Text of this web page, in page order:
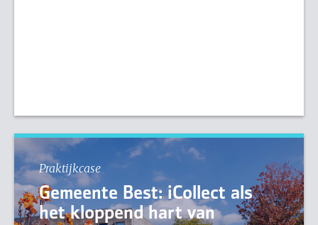
Praktijkcase
Gemeente Best: iCollect als
het kloppend hart van